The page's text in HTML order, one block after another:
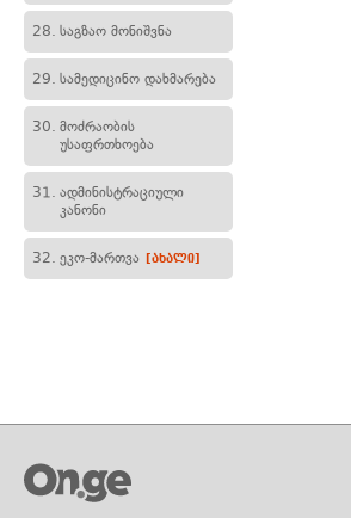
28. საგზაო მონიშვნა
29. სამედიცინო დახმარება
30. მოძრაობის
უსაფრთხოება
31. ადმინისტრაციული
კანონი
32. ეკო-მართვა [ახალი]